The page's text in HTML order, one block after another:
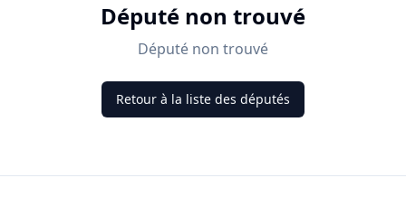
Député non trouvé
Député non trouvé
Retour à la liste des députés